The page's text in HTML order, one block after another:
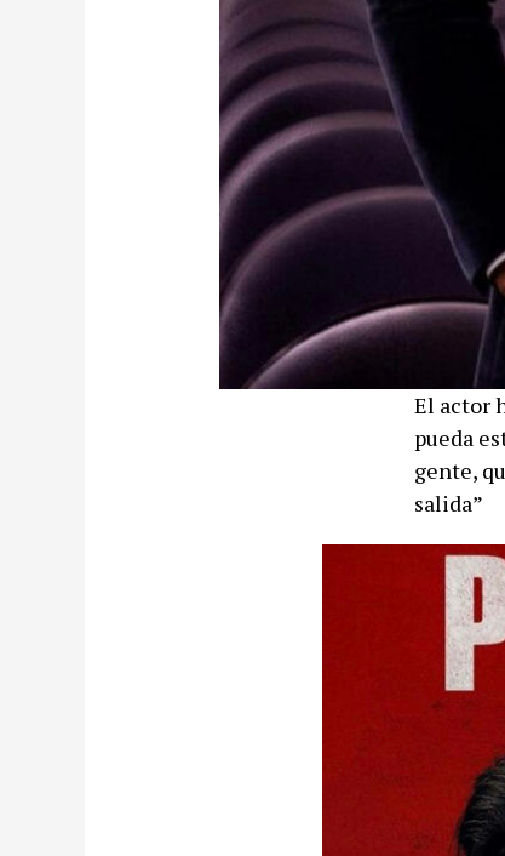
El actor
pueda
gente,
salida”